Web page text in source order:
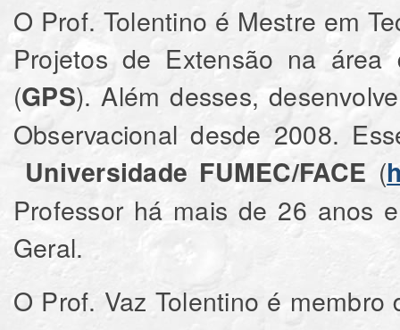
O Prof. Tolentino é Mestre em
Projetos de Extensão na
(GPS). Além desses,
Observacional desde 2008.
Universidade FUMEC/FACE (
Professor há mais de 26 anos
Geral.
O Prof. Vaz Tolentino é membro